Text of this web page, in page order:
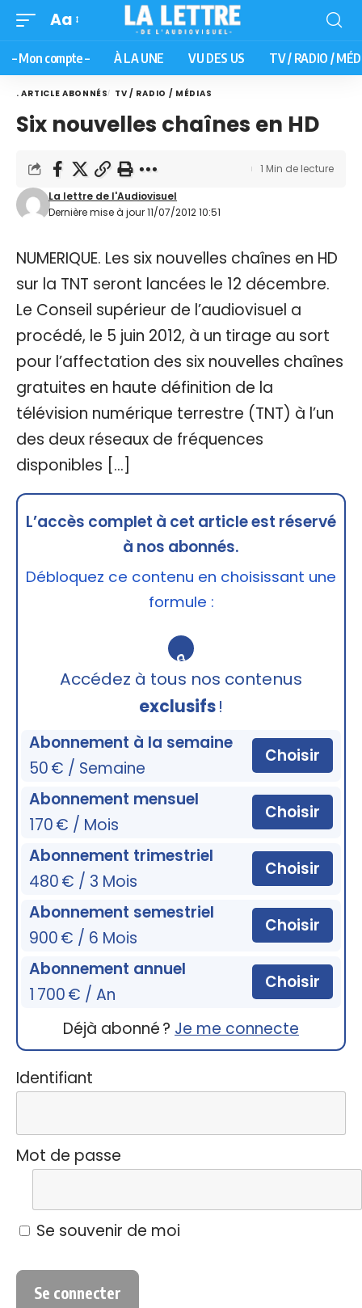
Aa
– Mon compte – À LA UNE VU DES US TV / RADIO /
. ARTICLE ABONNÉS TV / RADIO / MÉDIAS
Six nouvelles chaînes en HD
Dernière mise à jour 11/07/2012 10:51
La lettre de l'Audiovisuel
1 Min de lecture
NUMERIQUE. Les six nouvelles chaînes en HD
sur la TNT seront lancées le 12 décembre.
Le Conseil supérieur de l’audiovisuel a
procédé, le 5 juin 2012, à un tirage au sort
pour l’affectation des six nouvelles chaînes
gratuites en haute définition de la
télévision numérique terrestre (TNT) à l’un
des deux réseaux de fréquences
disponibles […]
L’accès complet à cet article est réservé
à nos abonnés.
Débloquez ce contenu en choisissant une
formule :
🔒
Accédez à tous nos contenus
exclusifs!
Abonnement à la semaine
50 € / Semaine
Choisir
Abonnement mensuel
170 € / Mois
Choisir
Abonnement trimestriel
480 € / 3 Mois
Choisir
Abonnement semestriel
900 € / 6 Mois
Choisir
Abonnement annuel
1 700 € / An
Choisir
Déjà abonné ? Je me connecte
Identifiant
Mot de passe
Se souvenir de moi